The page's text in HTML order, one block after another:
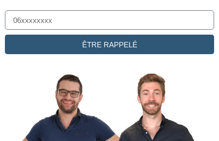
ÊTRE RAPPELÉ